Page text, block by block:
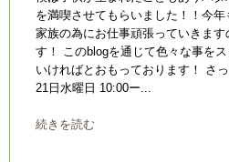
を満喫させてもらいました！！今年
家族の為にお仕事頑張っていきま
す！ このblogを通じて色々な事を
いければとおもっております！ さ
21日水曜日 10:00ー...
続きを読む